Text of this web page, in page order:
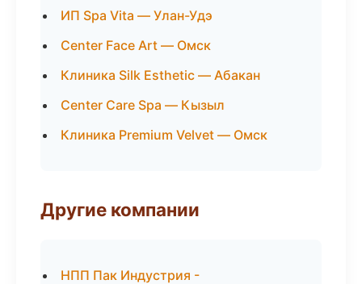
ИП Spa Vita — Улан-Удэ
Center Face Art — Омск
Клиника Silk Esthetic — Абакан
Center Care Spa — Кызыл
Клиника Premium Velvet — Омск
Другие компании
НПП Пак Индустрия -